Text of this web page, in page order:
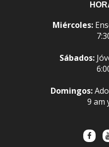
Miércoles:
Sábados:
Domingos:
9 am